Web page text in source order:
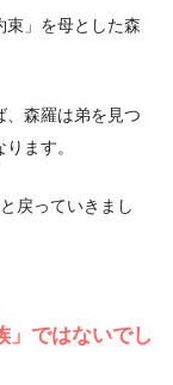
束」を母とした森
、森羅は弟を見つ
ます。
戻っていきまし
」ではないでし